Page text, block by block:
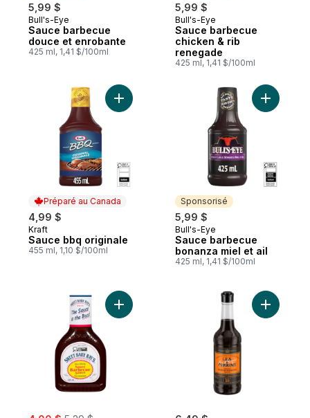
5,99 $
Sponsorisé
Bull's-Eye
Sauce barbecue
douce et enrobante
425 ml, 1,41 $/100ml
5,99 $
Sponsorisé
Bull's-Eye
Sauce barbecue
chicken & rib
renegade
425 ml, 1,41 $/100ml
Préparé au Canada
4,99 $
Préparé au Canada
Kraft
Sauce bbq originale
455 ml, 1,10 $/100ml
Ajouter Sauce bbq originale au panier
Sponsorisé
5,99 $
Sponsorisé
Bull's-Eye
Sauce barbecue
bonanza miel et ail
425 ml, 1,41 $/100ml
Ajouter
sale: , formerly:
Ajouter Sauce barbecue originale au
Ajouter